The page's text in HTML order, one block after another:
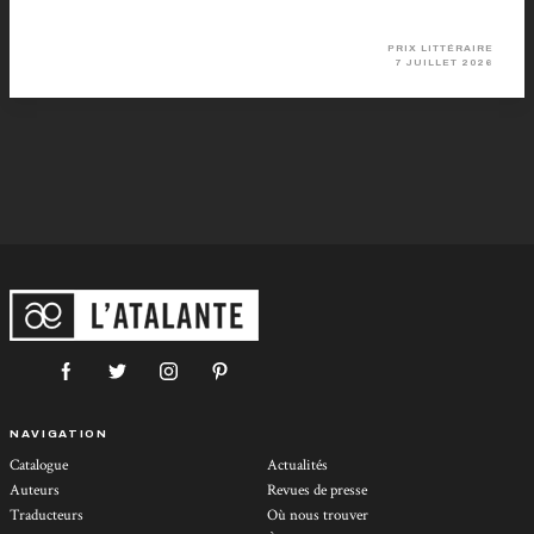
PRIX LITTÉRAIRE
7 JUILLET 2026
NAVIGATION
Catalogue
Auteurs
Traducteurs
Actualités
Revues de presse
Où nous trouver